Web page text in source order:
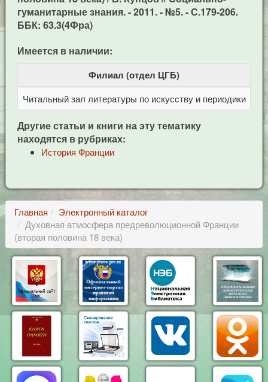
гуманитарные знания. - 2011. - №5. - С.179-206.
ББК: 63.3(4Фра)
Имеется в наличии:
Филиал (отдел ЦГБ)
Читальный зал литературы по искусству и периодики
Другие статьи и книги на эту тематику
находятся в рубриках:
История Франции
Главная
Электронный каталог
Духовная атмосфера предреволюционной Франции
(вторая половина 18 века)